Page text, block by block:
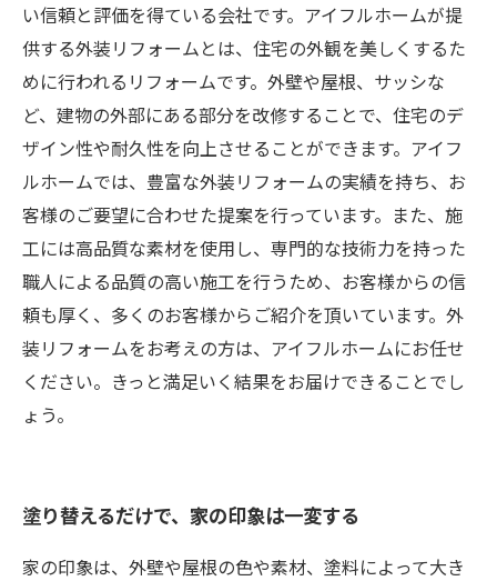
い信頼と評価を得ている会社です。アイフルホームが提
供する外装リフォームとは、住宅の外観を美しくするた
めに行われるリフォームです。外壁や屋根、サッシな
ど、建物の外部にある部分を改修することで、住宅のデ
ザイン性や耐久性を向上させることができます。アイフ
ルホームでは、豊富な外装リフォームの実績を持ち、お
客様のご要望に合わせた提案を行っています。また、施
工には高品質な素材を使用し、専門的な技術力を持った
職人による品質の高い施工を行うため、お客様からの信
頼も厚く、多くのお客様からご紹介を頂いています。外
装リフォームをお考えの方は、アイフルホームにお任せ
ください。きっと満足いく結果をお届けできることでし
ょう。
塗り替えるだけで、家の印象は一変する
家の印象は、外壁や屋根の色や素材、塗料によって大き